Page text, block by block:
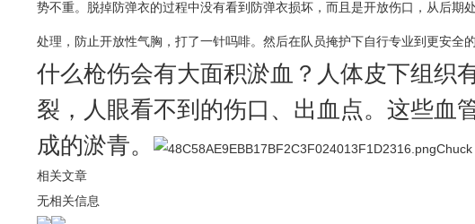
势不重。脱掉防弹衣的过程中没有看到防弹衣损坏，而且是开放伤口，从后
处理，防止开放性气胸，打了一针吗啡。然后在队员掩护下自行专业到更安全
什么枪伤会有大面积淤血？人体皮下组织
裂，人眼看不到的伤口、出血点。这些血
成的淤青。
Chuck
相关文章
无相关信息